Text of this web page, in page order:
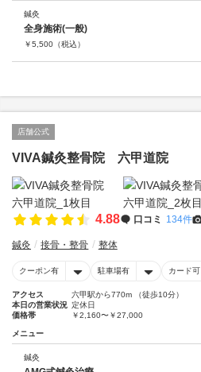
鍼灸
全身施術(一般)
￥5,500 （税込）
店舗公式
VIVA鍼灸整骨院 六甲道院
4.88 口コミ 134件
鍼灸 接骨・整骨 整体
クーポン有 駐車場有 カード可
アクセス
六甲駅から770m （徒歩10分）
本日の営業状況 定休日
価格帯
￥2,160〜￥27,000
メニュー
鍼灸